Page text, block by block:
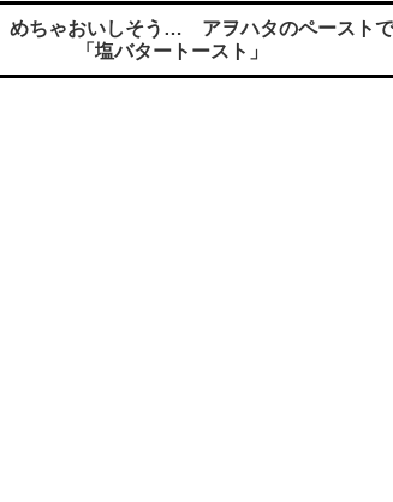
めちゃおいしそう… アヲハタのペースト
「塩バタートースト」